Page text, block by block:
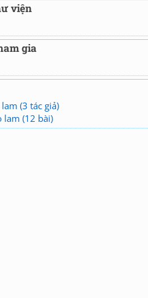
viện
gia
(3 tác giả)
lam (12 bài)